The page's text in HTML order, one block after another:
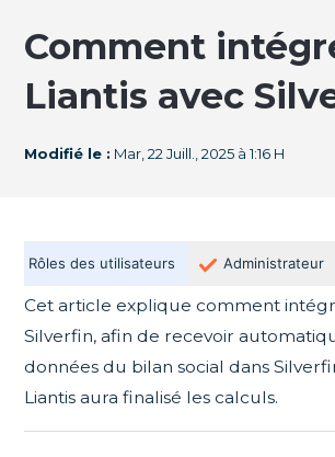
Comment
Liantis avec
Modifié le : Mar, 22 Juill., 2025 à 1:16 H
Rôles des utilisateurs Administrateur
Cet article explique comment
Silverfin, afin de recevoir
données du bilan social dans
Liantis aura finalisé les calculs.